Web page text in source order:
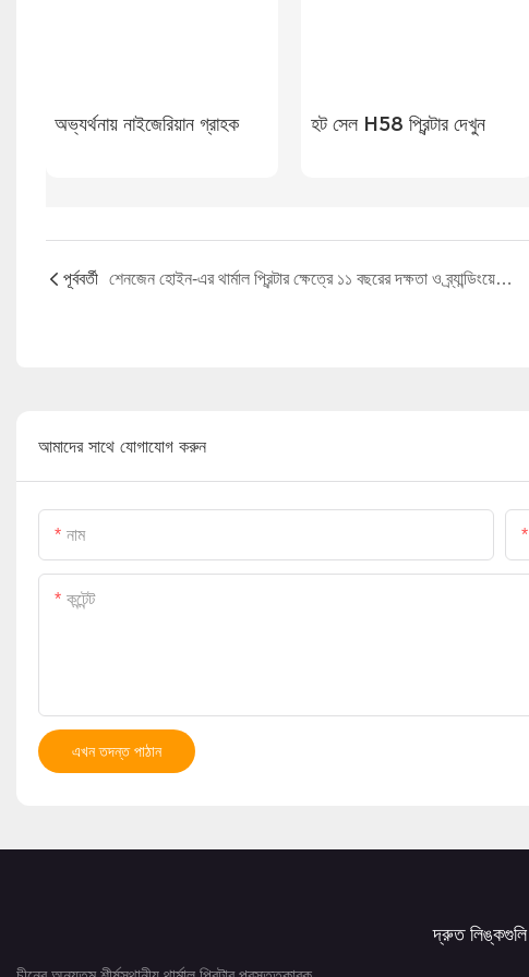
অভ্যর্থনায় নাইজেরিয়ান গ্রাহক হট সেল H58 প্রিন্টার দেখুন
পূর্ববর্তী শেনজেন হোইন-এর থার্মাল প্রিন্টার ক্ষেত্রে ১১ বছরের দক্ষতা ও ব্র্যান্ডিংয়ের ইতিহাস তুলে ধরা হচ্ছে।
আমাদের সাথে যোগাযোগ করুন
নাম
কন্টেন্ট
এখন তদন্ত পাঠান
দ্রুত লিঙ্কগুলি